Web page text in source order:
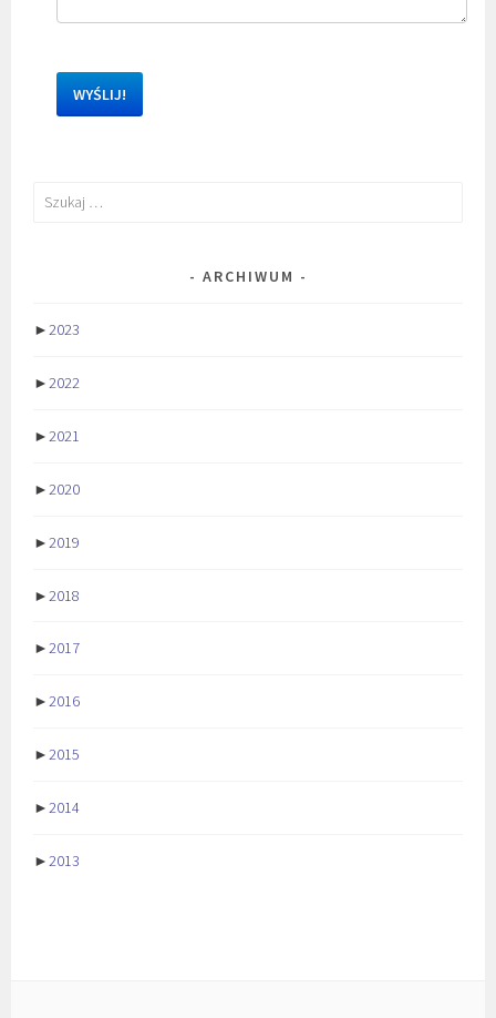
Szukaj:
ARCHIWUM
►2023
►2022
►2021
►2020
►2019
►2018
►2017
►2016
►2015
►2014
►2013